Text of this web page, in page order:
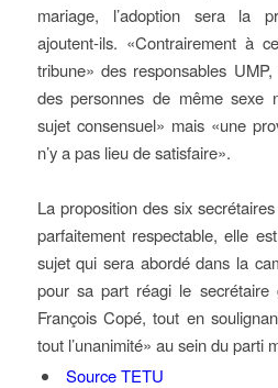
mariage, l’adoption sera la
ajoutent-ils. «Contrairement à
tribune» des responsables
des personnes de même sexe
sujet consensuel» mais «une
n’y a pas lieu de satisfaire».
La proposition des six
parfaitement respectable, elle
sujet qui sera abordé dans la
pour sa part réagi le secrétaire
François Copé, tout en
tout l’unanimité» au sein du parti
Source TETU